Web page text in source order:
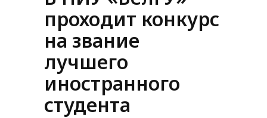
проходит конкурс
на звание
лучшего
иностранного
студента